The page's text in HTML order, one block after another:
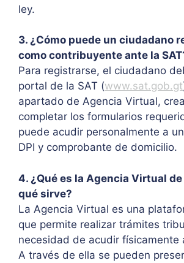
ley.
3. ¿Cómo puede un ciudadano
como contribuyente ante la
Para registrarse, el ciudadano
portal de la SAT (www.sat.gob.gt
apartado de Agencia Virtual,
completar los formularios
puede acudir personalmente a
DPI y comprobante de domicilio.
4. ¿Qué es la Agencia Virtual de
qué sirve?
La Agencia Virtual es una
que permite realizar trámites
necesidad de acudir físicamente
A través de ella se pueden